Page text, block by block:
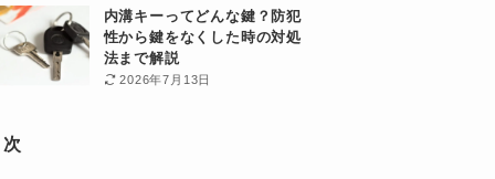
内溝キーってどんな鍵？防犯
性から鍵をなくした時の対処
法まで解説
2026年7月13日